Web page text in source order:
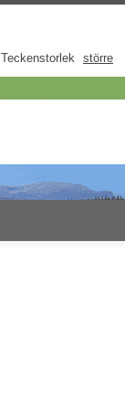
Teckenstorlek större